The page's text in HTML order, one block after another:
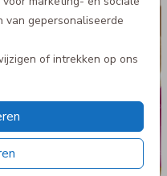
van gepersonaliseerde
of intrekken op ons